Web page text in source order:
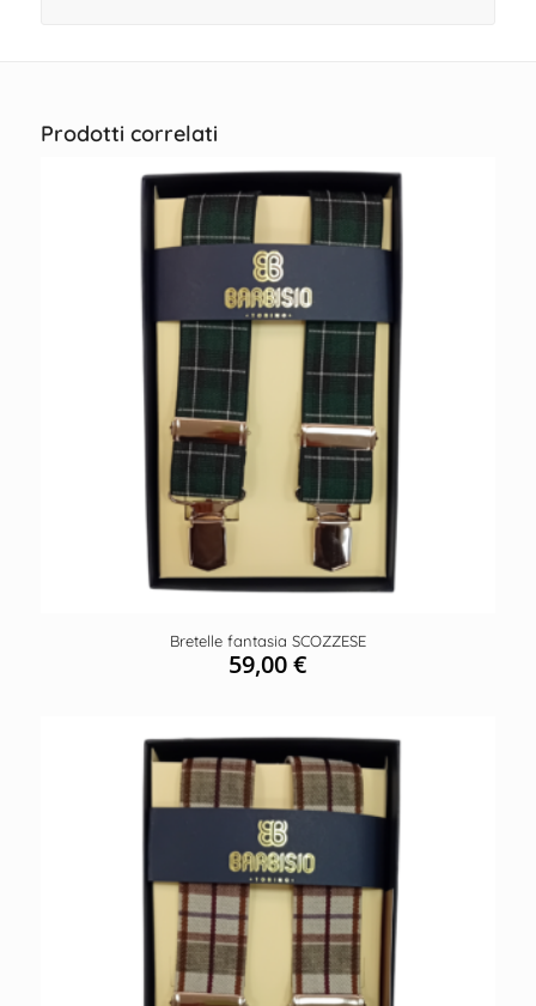
Prodotti correlati
Bretelle fantasia SCOZZESE
59,00€